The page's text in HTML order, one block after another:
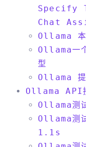
Specify
Chat
Ollama 本
Ollama一
型
Ollama 提
Ollama API
Ollama
Ollama
1.1s